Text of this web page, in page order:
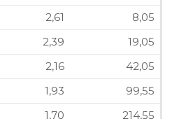
2,61
8,05
2,39
19,05
2,16
42,05
1,93
99,55
1,70 214,55